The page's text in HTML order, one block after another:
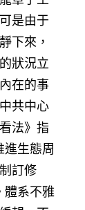
是由于
下來，
狀況立
在的事
共中心
法》指
生態周
訂修
體系不雅